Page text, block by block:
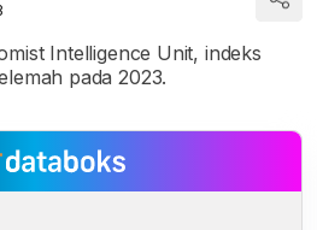
Intelligence Unit, indeks
pada 2023.